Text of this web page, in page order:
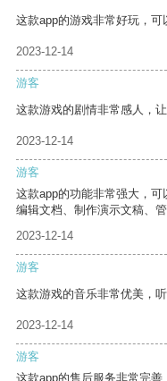
这款app的游戏非常好玩，可
2023-12-14
游客
这款游戏的剧情非常感人，让
2023-12-14
游客
这款app的功能非常强大，
编辑文档、制作演示文稿、管
2023-12-14
游客
这款游戏的音乐非常优美，听
2023-12-14
游客
这款app的售后服务非常完